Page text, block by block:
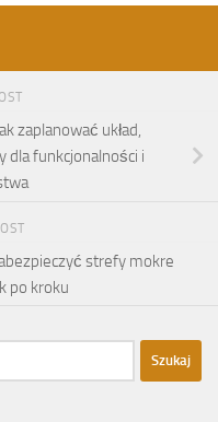
zaplanować układ,
dla funkcjonalności i
strefy mokre
po kroku